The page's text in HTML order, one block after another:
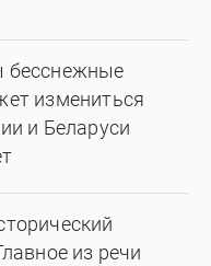
бесснежные
измениться
и Беларуси
из речи